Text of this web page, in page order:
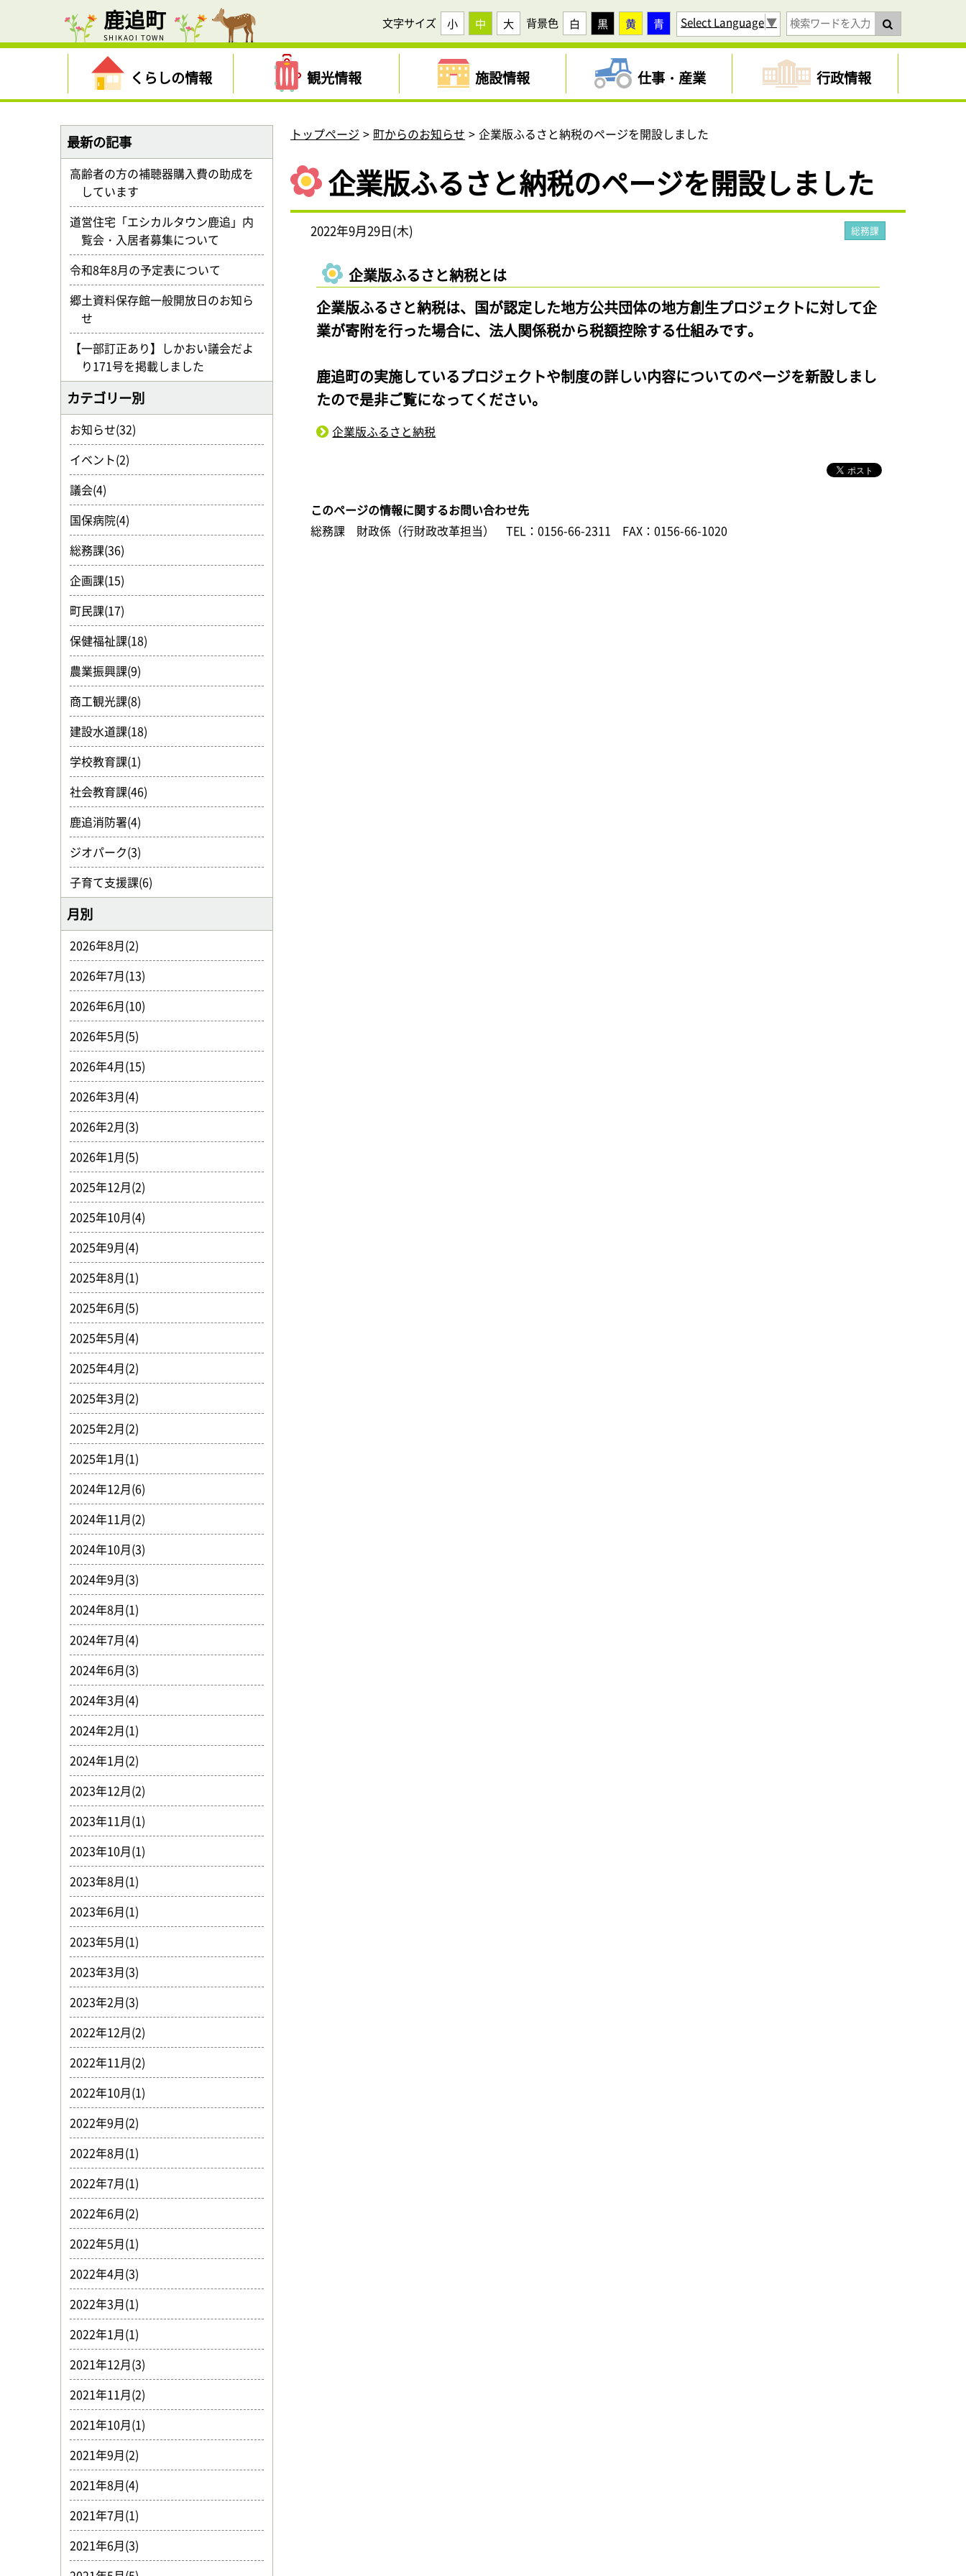
鹿追町
SHIKAOI TOWN
文字サイズ 小 中 大 背景色 白 黒 黄 青 Select Language▼
くらしの情報 観光情報 施設情報 仕事・産業 行政情報
トップページ 町からのお知らせ 企業版ふるさと納税のページを開設しました
企業版ふるさと納税のページを開設しました
2022年9月29日(木) 総務課
企業版ふるさと納税とは
企業版ふるさと納税は、国が認定した地方公共団体の地方創生プロジェクトに対して企
業が寄附を行った場合に、法人関係税から税額控除する仕組みです。
鹿追町の実施しているプロジェクトや制度の詳しい内容についてのページを新設しまし
たので是非ご覧になってください。
企業版ふるさと納税
このページの情報に関するお問い合わせ先
総務課 財政係（行財政改革担当）
TEL：0156-66-2311 FAX：0156-66-1020
最新の記事
高齢者の方の補聴器購入費の助成を
しています
道営住宅「エシカルタウン鹿追」内
覧会・入居者募集について
令和8年8月の予定表について
郷土資料保存館一般開放日のお知ら
せ
【一部訂正あり】しかおい議会だよ
り171号を掲載しました
カテゴリー別
お知らせ(32)
イベント(2)
議会(4)
国保病院(4)
総務課(36)
企画課(15)
町民課(17)
保健福祉課(18)
農業振興課(9)
商工観光課(8)
建設水道課(18)
学校教育課(1)
社会教育課(46)
鹿追消防署(4)
ジオパーク(3)
子育て支援課(6)
月別
2026年8月(2)
2026年7月(13)
2026年6月(10)
2026年5月(5)
2026年4月(15)
2026年3月(4)
2026年2月(3)
2026年1月(5)
2025年12月(2)
2025年10月(4)
2025年9月(4)
2025年8月(1)
2025年6月(5)
2025年5月(4)
2025年4月(2)
2025年3月(2)
2025年2月(2)
2025年1月(1)
2024年12月(6)
2024年11月(2)
2024年10月(3)
2024年9月(3)
2024年8月(1)
2024年7月(4)
2024年6月(3)
2024年3月(4)
2024年2月(1)
2024年1月(2)
2023年12月(2)
2023年11月(1)
2023年10月(1)
2023年8月(1)
2023年6月(1)
2023年5月(1)
2023年3月(3)
2023年2月(3)
2022年12月(2)
2022年11月(2)
2022年10月(1)
2022年9月(2)
2022年8月(1)
2022年7月(1)
2022年6月(2)
2022年5月(1)
2022年4月(3)
2022年3月(1)
2022年1月(1)
2021年12月(3)
2021年11月(2)
2021年10月(1)
2021年9月(2)
2021年8月(4)
2021年7月(1)
2021年6月(3)